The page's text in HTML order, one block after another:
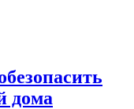
дома